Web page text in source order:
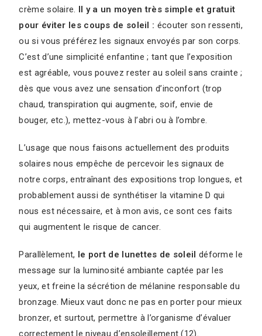
crème solaire. Il y a un moyen très simple et gratuit
pour éviter les coups de soleil : écouter son ressenti,
ou si vous préférez les signaux envoyés par son corps.
C’est d’une simplicité enfantine ; tant que l’exposition
est agréable, vous pouvez rester au soleil sans crainte ;
dès que vous avez une sensation d’inconfort (trop
chaud, transpiration qui augmente, soif, envie de
bouger, etc.), mettez-vous à l’abri ou à l’ombre.
L’usage que nous faisons actuellement des produits
solaires nous empêche de percevoir les signaux de
notre corps, entraînant des expositions trop longues, et
probablement aussi de synthétiser la vitamine D qui
nous est nécessaire, et à mon avis, ce sont ces faits
qui augmentent le risque de cancer.
Parallèlement, le port de lunettes de soleil déforme le
message sur la luminosité ambiante captée par les
yeux, et freine la sécrétion de mélanine responsable du
bronzage. Mieux vaut donc ne pas en porter pour mieux
bronzer, et surtout, permettre à l’organisme d’évaluer
correctement le niveau d’ensoleillement (12).